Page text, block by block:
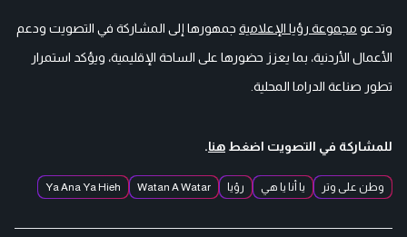
وتدعو مجموعة رؤيا الإعلامية جمهورها إلى المشاركة في التصويت ودعم
الأعمال الأردنية، بما يعزز حضورها على الساحة الإقليمية، ويؤكد استمرار
تطور صناعة الدراما المحلية.
للمشاركة في التصويت اضغط هنا.
وطن على وتر يا أنا يا هي رؤيا Watan A Watar
Ya Ana Ya Hieh